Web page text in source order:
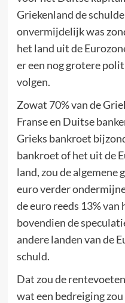
Griekenland de
onvermijdelijk was
het land uit de
er een nog grotere
volgen.
Zowat 70% van de
Franse en Duitse
Grieks bankroet
bankroet of het uit de
land, zou de algemene
euro verder
de euro reeds 13% van
bovendien de
andere landen van de
schuld.
Dat zou de
wat een bedreiging